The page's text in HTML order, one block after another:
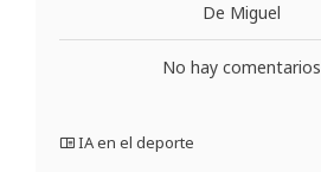
De Miguel
No hay comentarios
IA en el deporte